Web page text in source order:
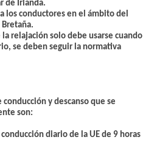
de Irlanda.
los conductores en el ámbito del
relajación solo debe usarse cuando
se deben seguir la normativa
conducción y descanso que se
son:
conducción diario de la UE de 9 horas